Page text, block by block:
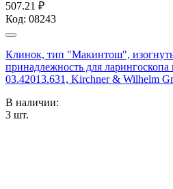
507.21 ₽
Код: 08243
Клинок, тип "Макинтош",
принадлежность для
03.42013.631, Kirchner &
В наличии:
3 шт.